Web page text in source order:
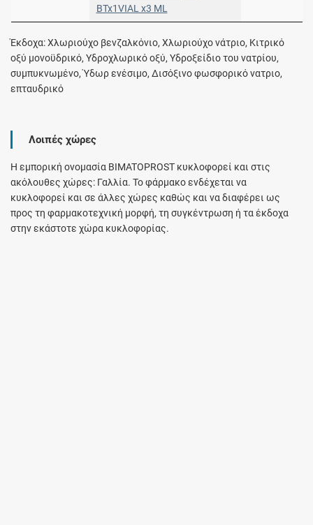
BTx1VIAL x3 ML
Έκδοχα: Χλωριούχο βενζαλκόνιο, Χλωριούχο νάτριο, Κιτρικό
οξύ μονοϋδρικό, Υδροχλωρικό οξύ, Υδροξείδιο του νατρίου,
συμπυκνωμένο, Ύδωρ ενέσιμο, Δισόξινο φωσφορικό νατριο,
επταυδρικό
Λοιπές χώρες
Η εμπορική ονομασία BIMATOPROST κυκλοφορεί και στις
ακόλουθες χώρες: Γαλλία. Το φάρμακο ενδέχεται να
κυκλοφορεί και σε άλλες χώρες καθώς και να διαφέρει ως
προς τη φαρμακοτεχνική μορφή, τη συγκέντρωση ή τα έκδοχα
στην εκάστοτε χώρα κυκλοφορίας.